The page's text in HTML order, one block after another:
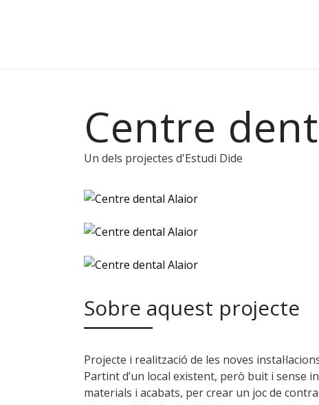
Centre
Un dels projectes d'Estudi Dide
Sobre aquest projecte
Projecte i realització de les noves
Partint d’un local existent, però buit i sense
materials i acabats, per crear un joc de